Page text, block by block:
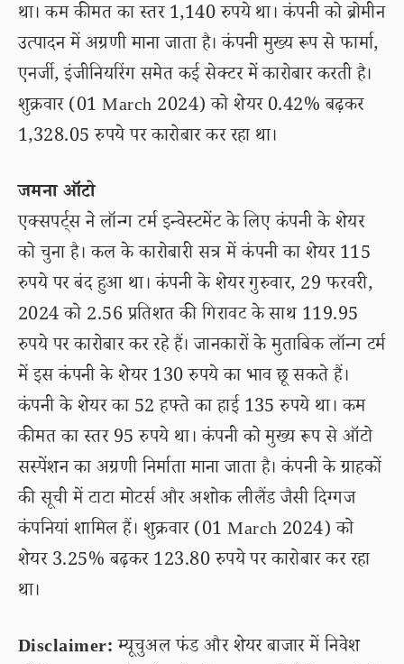
था। कम कीमत का स्तर 1,140 रुपये था। कंपनी को ब्रोमीन
उत्पादन में अग्रणी माना जाता है। कंपनी मुख्य रूप से फार्मा,
एनर्जी, इंजीनियरिंग समेत कई सेक्टर में कारोबार करती है।
शुक्रवार (01 March 2024) को शेयर 0.42% बढ़कर
1,328.05 रुपये पर कारोबार कर रहा था।
जमना ऑटो
एक्सपर्ट्स ने लॉन्ग टर्म इन्वेस्टमेंट के लिए कंपनी के शेयर
को चुना है। कल के कारोबारी सत्र में कंपनी का शेयर 115
रुपये पर बंद हुआ था। कंपनी के शेयर गुरुवार, 29 फरवरी,
2024 को 2.56 प्रतिशत की गिरावट के साथ 119.95
रुपये पर कारोबार कर रहे हैं। जानकारों के मुताबिक लॉन्ग टर्म
में इस कंपनी के शेयर 130 रुपये का भाव छू सकते हैं।
कंपनी के शेयर का 52 हफ्ते का हाई 135 रुपये था। कम
कीमत का स्तर 95 रुपये था। कंपनी को मुख्य रूप से ऑटो
सस्पेंशन का अग्रणी निर्माता माना जाता है। कंपनी के ग्राहकों
की सूची में टाटा मोटर्स और अशोक लीलैंड जैसी दिग्गज
कंपनियां शामिल हैं। शुक्रवार (01 March 2024) को
शेयर 3.25% बढ़कर 123.80 रुपये पर कारोबार कर रहा
था।
Disclaimer:म्यूचुअल फंड और शेयर बाजार में निवेश